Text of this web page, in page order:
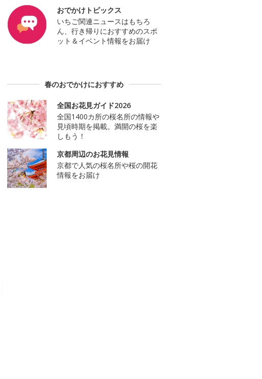
おでかけトピックス
いちご関連ニュースはもちろ
ん、行き帰りにおすすめのスポ
ット＆イベント情報をお届け
春のおでかけにおすすめ
全国お花見ガイド2026
全国1400カ所の桜名所の情報や
見頃時期を掲載。満開の桜を楽
しもう！
京都周辺のお花見情報
京都で人気の桜名所や桜の開花
情報をお届け